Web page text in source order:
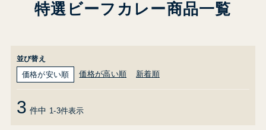
特選ビーフカレー商品一覧
並び替え
価格が安い順 価格が高い順 新着順
3 件中 1-3件表示